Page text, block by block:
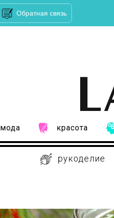
Обратная связь
мода красота
рукоделие